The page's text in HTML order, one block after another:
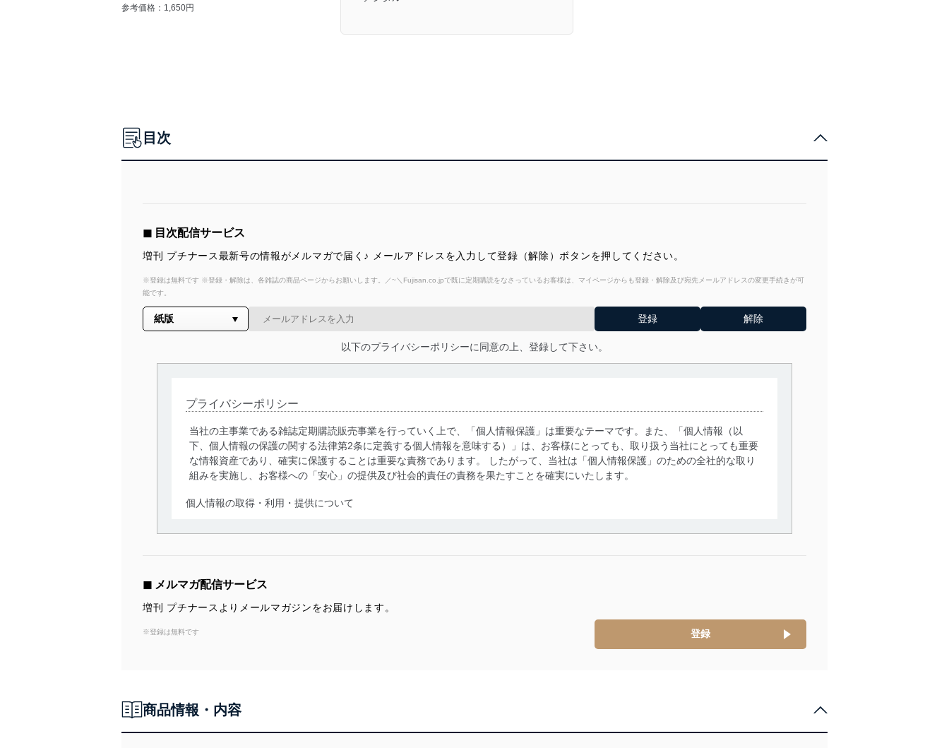
参考価格：1,650円
目次
◼︎ 目次配信サービス
増刊 プチナース最新号の情報がメルマガで届く♪ メールアドレスを入力して登録（解除）ボタンを押してください。
※登録は無料です ※登録・解除は、各雑誌の商品ページからお願いします。／~＼Fujisan.co.jpで既に定期購読をなさっているお客様は、マイページからも登録・解除及び宛先メールアドレスの変更手続きが可
能です。
以下のプライバシーポリシーに同意の上、登録して下さい。
プライバシーポリシー
当社の主事業である雑誌定期購読販売事業を行っていく上で、「個人情報保護」は重要なテーマです。また、「個人情報（以
下、個人情報の保護の関する法律第2条に定義する個人情報を意味する）」は、お客様にとっても、取り扱う当社にとっても重要
な情報資産であり、確実に保護することは重要な責務であります。 したがって、当社は「個人情報保護」のための全社的な取り
組みを実施し、お客様への「安心」の提供及び社会的責任の責務を果たすことを確実にいたします。
個人情報の取得・利用・提供について
当社は、個人情報の取得・利用・提供に際して、その利用目的を明確にし、本人の同意を得たうえで利用目的の達成に必要な範
法令遵守
当社は、個人情報に関連する法令、国が定める指針及びその他の規範を遵守します。また、当社の管理の仕組みに、これらの法
当社は、個人情報の正確性及び安全性を確保するために、下記セキュリティ対策をはじめとする安全対策を実施し、個人情報の
漏えい、滅失またはき損の防止及び是正に努めます。
◼︎ メルマガ配信サービス
増刊 プチナースよりメールマガジンをお届けします。
※登録は無料です 登録
商品情報・内容